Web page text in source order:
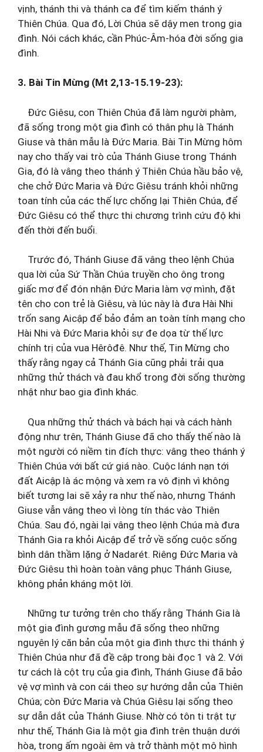
vịnh, thánh thi và thánh ca để tìm kiếm thánh ý
Thiên Chúa. Qua đó, Lời Chúa sẽ dậy men trong gia
đình. Nói cách khác, cần Phúc-Âm-hóa đời sống gia
đình.
3. Bài Tin Mừng (Mt 2,13-1 5.19-23):
Đức Giêsu, con Thiên Chúa đã làm người phàm,
đã sống trong một gia đình có thân phụ là Thánh
Giuse và thân mẫu là Đức Maria. Bài Tin Mừng hôm
nay cho thấy vai trò của Thánh Giuse trong Thánh
Gia, đó là vâng theo thánh ý Thiên Chúa hầu bảo vệ,
che chở Đức Maria và Đức Giêsu tránh khỏi những
toan tính của các thế lực chống lại Thiên Chúa, để
Đức Giêsu có thể thực thi chương trình cứu độ khi
đến thời đến buổi.
Trước đó, Thánh Giuse đã vâng theo lệnh Chúa
qua lời của Sứ Thần Chúa truyền cho ông trong
giấc mơ để đón nhận Đức Maria làm vợ mình, đặt
tên cho con trẻ là Giêsu, và lúc này là đưa Hài Nhi
trốn sang Aicập để bảo đảm an toàn tính mạng cho
Hài Nhi và Đức Maria khỏi sự đe dọa từ thế lực
chính trị của vua Hêrôđê. Như thế, Tin Mừng cho
thấy rằng ngay cả Thánh Gia cũng phải trải qua
những thử thách và đau khổ trong đời sống thường
nhật như bao gia đình khác.
Qua những thử thách và bách hại và cách hành
động như trên, Thánh Giuse đã cho thấy thế nào là
một người có niềm tin đích thực: vâng theo thánh ý
Thiên Chúa với bất cứ giá nào. Cuộc lánh nạn tới
đất Aicập là ác mộng và xem ra vô định vì không
biết tương lai sẽ xảy ra như thế nào, nhưng Thánh
Giuse vẫn vâng theo vì lòng tín thác vào Thiên
Chúa. Sau đó, ngài lại vâng theo lệnh Chúa mà đưa
Thánh Gia ra khỏi Aicập để trở về sống cuộc sống
bình dân thầm lặng ở Nadarét. Riêng Đức Maria và
Đức Giêsu thì hoàn toàn vâng phục Thánh Giuse,
không phản kháng một lời.
Những tư tưởng trên cho thấy rằng Thánh Gia là
một gia đình gương mẫu đã sống theo những
nguyên lý căn bản của một gia đình thực thi thánh ý
Thiên Chúa như đã đề cập trong bài đọc 1 và 2. Với
tư cách là cột trụ của gia đình, Thánh Giuse đã bảo
vệ vợ mình và con cái theo sự hướng dẫn của Thiên
Chúa; còn Đức Maria và Chúa Giêsu lại sống theo
sự dẫn dắt của Thánh Giuse. Nhờ có tôn ti trật tự
như thế, Thánh Gia là một gia đình trên thuận dưới
hòa, trong ấm ngoài êm và trở thành một mô hình